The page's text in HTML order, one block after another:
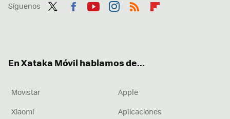
Síguenos
En Xataka Móvil hablamos de...
Movistar
Apple
Xiaomi
Aplicaciones